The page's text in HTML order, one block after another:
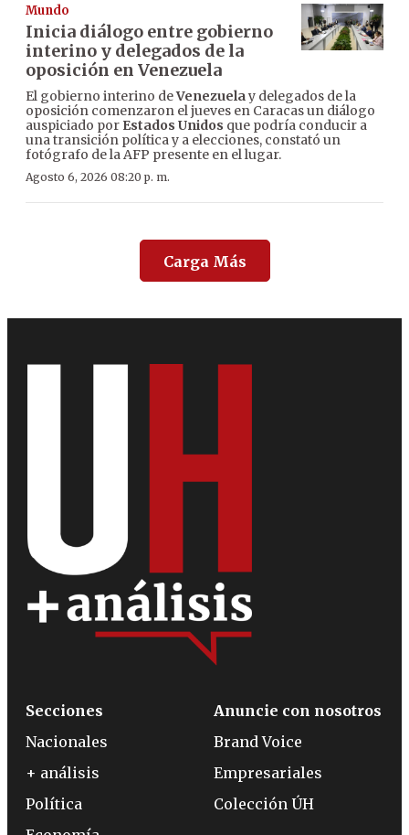
Mundo
Inicia diálogo entre gobierno
interino y delegados de la
oposición en Venezuela
El gobierno interino deVenezuelay delegados de la
oposición comenzaron el jueves en Caracas un diálogo
auspiciado por Estados Unidos que podría conducir a
una transición política y a elecciones, constató un
fotógrafo de la AFP presente en el lugar.
Agosto 6, 2026 08:20 p. m.
Carga Más
Secciones
Nacionales
+ análisis
Política
Anuncie con nosotros
Brand Voice
Empresariales
Colección ÚH